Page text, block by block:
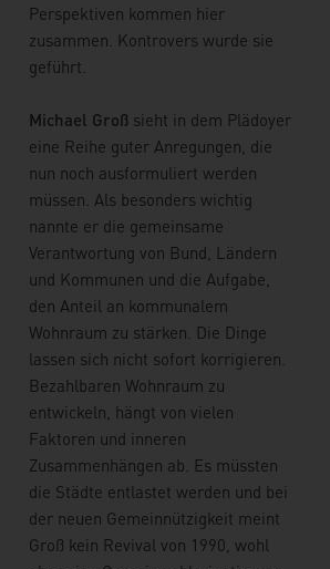
Perspektiven kommen hier
zusammen. Kontrovers wurde sie
geführt.
Michael Groß sieht in dem Plädoyer
eine Reihe guter Anregungen, die
nun noch ausformuliert werden
müssen. Als besonders wichtig
nannte er die gemeinsame
Verantwortung von Bund, Ländern
und Kommunen und die Aufgabe,
den Anteil an kommunalem
Wohnraum zu stärken. Die Dinge
lassen sich nicht sofort korrigieren.
Bezahlbaren Wohnraum zu
entwickeln, hängt von vielen
Faktoren und inneren
Zusammenhängen ab. Es müssten
die Städte entlastet werden und bei
der neuen Gemeinnützigkeit meint
Groß kein Revival von 1990, wohl